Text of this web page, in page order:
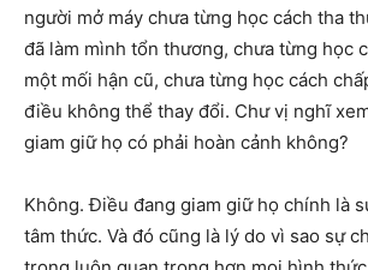
người mở máy chưa từng học cách tha
đã làm mình tổn thương, chưa từng học
một mối hận cũ, chưa từng học cách
điều không thể thay đổi. Chư vị nghĩ
giam giữ họ có phải hoàn cảnh không?
Không. Điều đang giam giữ họ chính là
tâm thức. Và đó cũng là lý do vì sao sự